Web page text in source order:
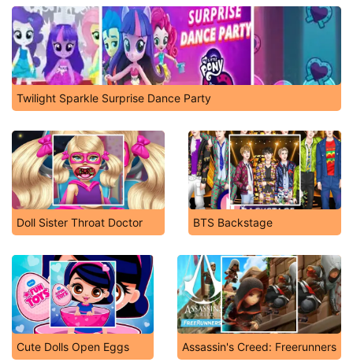
Twilight Sparkle Surprise Dance Party
Doll Sister Throat Doctor BTS Backstage
Cute Dolls Open Eggs Assassin's Creed: Freerunners